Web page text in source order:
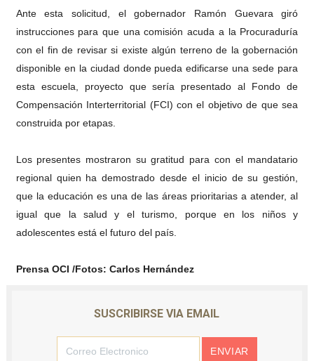
Ante esta solicitud, el gobernador Ramón Guevara giró
instrucciones para que una comisión acuda a la Procuraduría
con el fin de revisar si existe algún terreno de la gobernación
disponible en la ciudad donde pueda edificarse una sede para
esta escuela, proyecto que sería presentado al Fondo de
Compensación Interterritorial (FCI) con el objetivo de que sea
construida por etapas.
Los presentes mostraron su gratitud para con el mandatario
regional quien ha demostrado desde el inicio de su gestión,
que la educación es una de las áreas prioritarias a atender, al
igual que la salud y el turismo, porque en los niños y
adolescentes está el futuro del país.
Prensa OCI /Fotos: Carlos Hernández
SUSCRIBIRSE VIA EMAIL